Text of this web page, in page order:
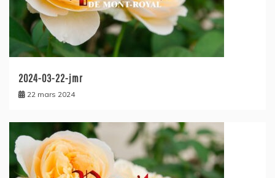
2024-03-22-jmr
22 mars 2024